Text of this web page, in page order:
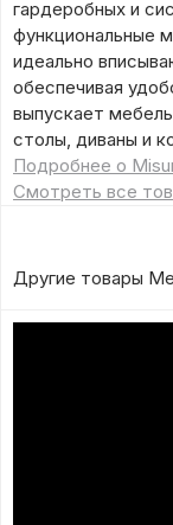
гардеробных и
функциональные
идеально
обеспечивая
выпускает
столы, диваны и
Подробнее о
Смотреть все
Другие товары